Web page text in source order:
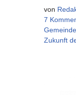
von
7
Zukunft